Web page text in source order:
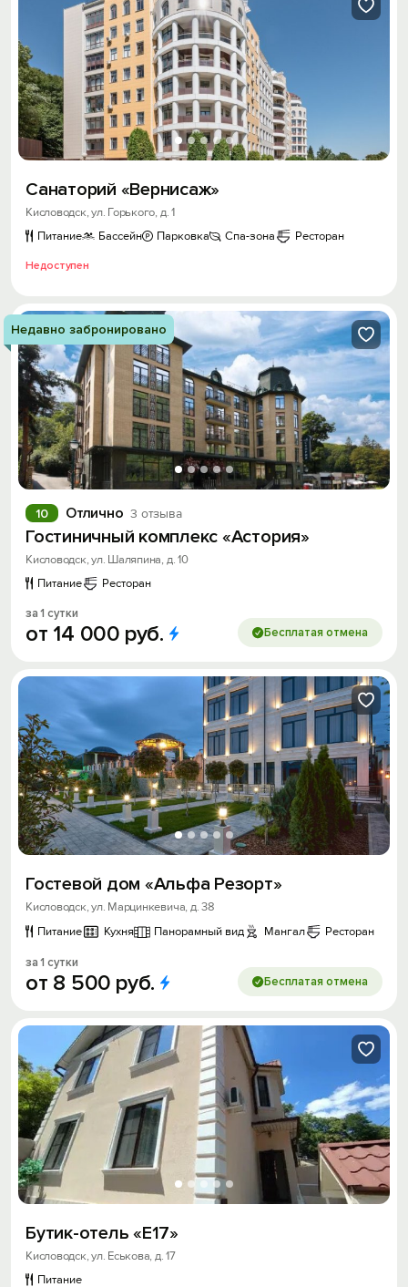
Санаторий «Вернисаж»
Кисловодск, ул. Горького, д. 1
Питание
Бассейн Парковка Спа-зона Ресторан
Недоступен
Недавно забронировано
Отлично 3 отзыва
10
Гостиничный комплекс «Астория»
Кисловодск, ул. Шаляпина, д. 10
Питание
Ресторан
за 1 сутки
от 14 000 руб. Бесплатая отмена
Гостевой дом «Альфа Резорт»
Кисловодск, ул. Марцинкевича, д. 38
Питание
Кухня Панорамный вид Мангал Ресторан
за 1 сутки
от 8 500 руб. Бесплатая отмена
Бутик-отель «Е17»
Кисловодск, ул. Еськова, д. 17
Питание